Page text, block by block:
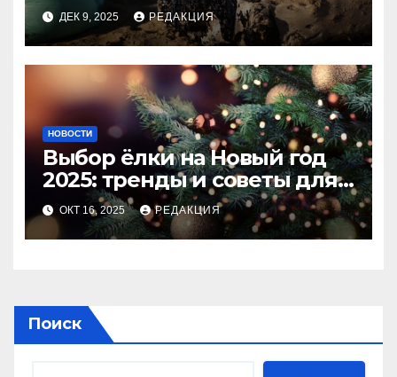
ДЕК 9, 2025 РЕДАКЦИЯ
НОВОСТИ
Выбор ёлки на Новый год
2025: тренды и советы для
идеального праздника
ОКТ 16, 2025 РЕДАКЦИЯ
Поиск